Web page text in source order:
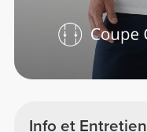
Info et Entretien